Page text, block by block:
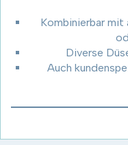
Kombinierbar mit
Diverse
Auch